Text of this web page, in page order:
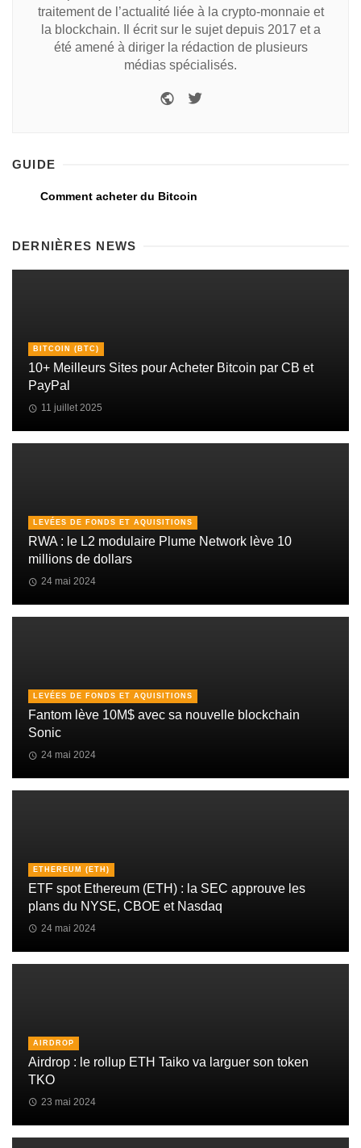
traitement de l’actualité liée à la crypto-monnaie et
la blockchain. Il écrit sur le sujet depuis 2017 et a
été amené à diriger la rédaction de plusieurs
médias spécialisés.
GUIDE
Comment acheter du Bitcoin
DERNIÈRES NEWS
BITCOIN (BTC)
10+ Meilleurs Sites pour Acheter Bitcoin par CB et
PayPal
11 juillet 2025
LEVÉES DE FONDS ET AQUISITIONS
RWA : le L2 modulaire Plume Network lève 10
millions de dollars
24 mai 2024
LEVÉES DE FONDS ET AQUISITIONS
Fantom lève 10M$ avec sa nouvelle blockchain
Sonic
24 mai 2024
ETHEREUM (ETH)
ETF spot Ethereum (ETH) : la SEC approuve les
plans du NYSE, CBOE et Nasdaq
24 mai 2024
AIRDROP
Airdrop : le rollup ETH Taiko va larguer son token
TKO
23 mai 2024